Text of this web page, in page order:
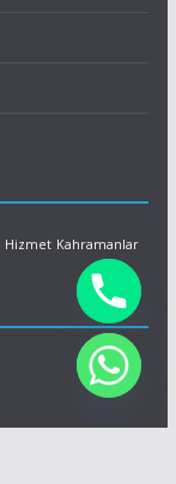
Hizmet Kahramanlar